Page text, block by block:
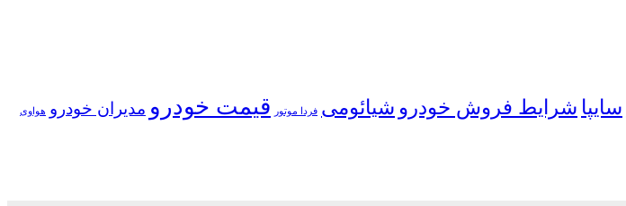
سایپا شرایط فروش خودرو شیائومی فردا موتور قیمت خودرو مدیران خودرو هواوی